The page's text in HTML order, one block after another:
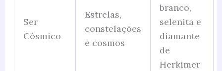
Ser
Cósmico
Estrelas,
constelações
e cosmos
branco,
selenita e
diamante
de
Herkimer